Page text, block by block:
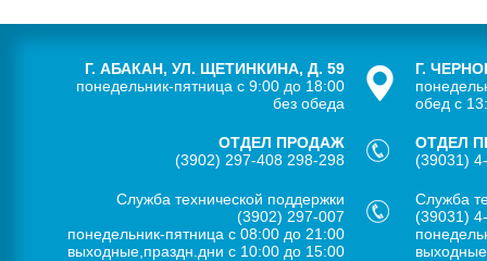
Г. АБАКАН, УЛ. ЩЕТИНКИНА, Д. 59
понедельник-пятница с 9:00 до 18:00
без обеда
ОТДЕЛ ПРОДАЖ
(3902) 297-408 298-298
Служба технической поддержки
(3902) 297-007
понедельник-пятница с 08:00 до 21:00
выходные,праздн.дни с 10:00 до 15:00
Г.
обед с
ОТДЕЛ
(39031)
Служба
(39031)